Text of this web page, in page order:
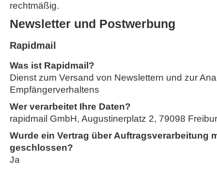
rechtmäßig.
Newsletter und Postwerbung
Rapidmail
Was ist Rapidmail?
Dienst zum Versand von Newslettern und zur
Empfängerverhaltens
Wer verarbeitet Ihre Daten?
rapidmail GmbH, Augustinerplatz 2, 79098
Wurde ein Vertrag über Auftragsverarbeitung
geschlossen?
Ja